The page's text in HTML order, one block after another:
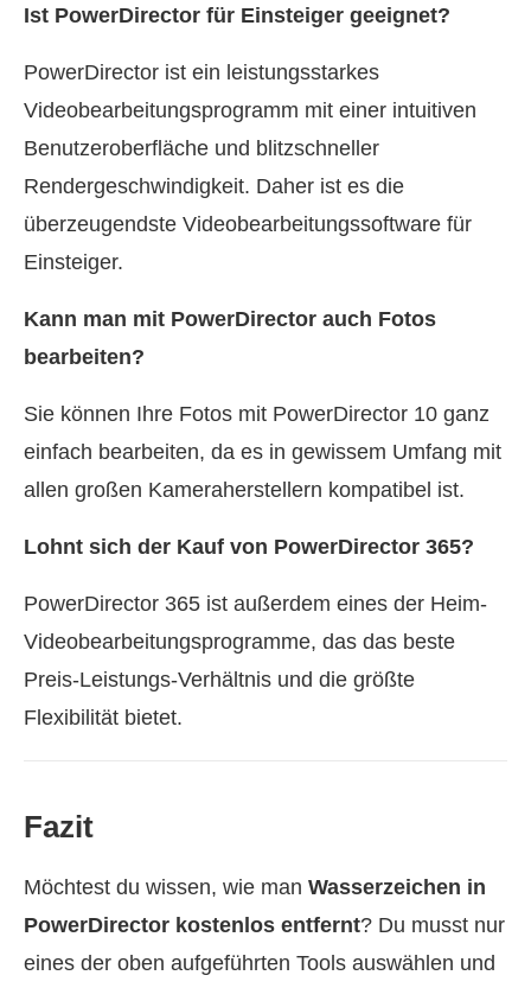
Ist PowerDirector für Einsteiger geeignet?
PowerDirector ist ein leistungsstarkes
Videobearbeitungsprogramm mit einer intuitiven
Benutzeroberfläche und blitzschneller
Rendergeschwindigkeit. Daher ist es die
überzeugendste Videobearbeitungssoftware für
Einsteiger.
Kann man mit PowerDirector auch Fotos
bearbeiten?
Sie können Ihre Fotos mit PowerDirector 10 ganz
einfach bearbeiten, da es in gewissem Umfang mit
allen großen Kameraherstellern kompatibel ist.
Lohnt sich der Kauf von PowerDirector 365?
PowerDirector 365 ist außerdem eines der Heim-
Videobearbeitungsprogramme, das das beste
Preis-Leistungs-Verhältnis und die größte
Flexibilität bietet.
Fazit
Möchtest du wissen, wie man Wasserzeichen in
PowerDirector kostenlos entfernt? Du musst nur
eines der oben aufgeführten Tools auswählen und